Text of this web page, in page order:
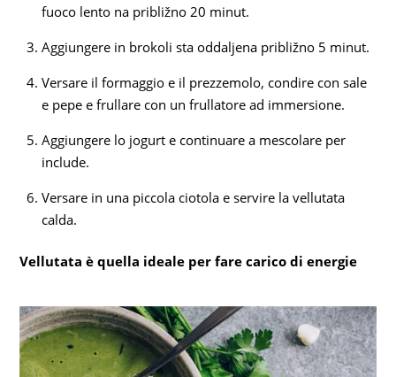
fuoco lento na približno 20 minut.
Aggiungere in brokoli sta oddaljena približno 5 minut.
Versare il formaggio e il prezzemolo, condire con sale
e pepe e frullare con un frullatore ad immersione.
Aggiungere lo jogurt e continuare a mescolare per
include.
Versare in una piccola ciotola e servire la vellutata
calda.
Vellutata è quella ideale per fare carico di energie